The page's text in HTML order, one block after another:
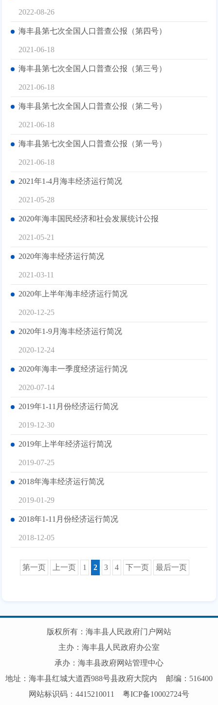
2022-08-26
海丰县第七次全国人口普查公报（第四号）
2021-06-18
海丰县第七次全国人口普查公报（第三号）
2021-06-18
海丰县第七次全国人口普查公报（第二号）
2021-06-18
海丰县第七次全国人口普查公报（第一号）
2021-06-18
2021年1-4月海丰经济运行简况
2021-05-28
2020年海丰国民经济和社会发展统计公报
2021-05-21
2020年海丰经济运行简况
2021-03-11
2020年上半年海丰经济运行简况
2020-12-25
2020年1-9月海丰经济运行简况
2020-12-24
2020年海丰一季度经济运行简况
2020-07-14
2019年1-11月份经济运行简况
2019-12-30
2019年上半年经济运行简况
2019-07-25
2018年海丰经济运行简况
2019-01-29
2018年1-11月份经济运行简况
2018-12-05
第一页 上一页 1 2 3 4 下一页 最后一页
版权所有：海丰县人民政府门户网站
主办：海丰县人民政府办公室
承办：海丰县政府网站管理中心
地址：海丰县红城大道西988号县政府大院内
邮编：516400
网站标识码：4415210011
粤ICP备10002724号